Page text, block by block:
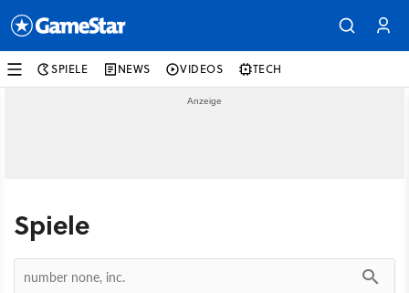
SPIELE NEWS VIDEOS TECH
Spiele